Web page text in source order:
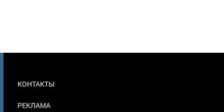
В
КОНТАКТЫ
РЕКЛАМА